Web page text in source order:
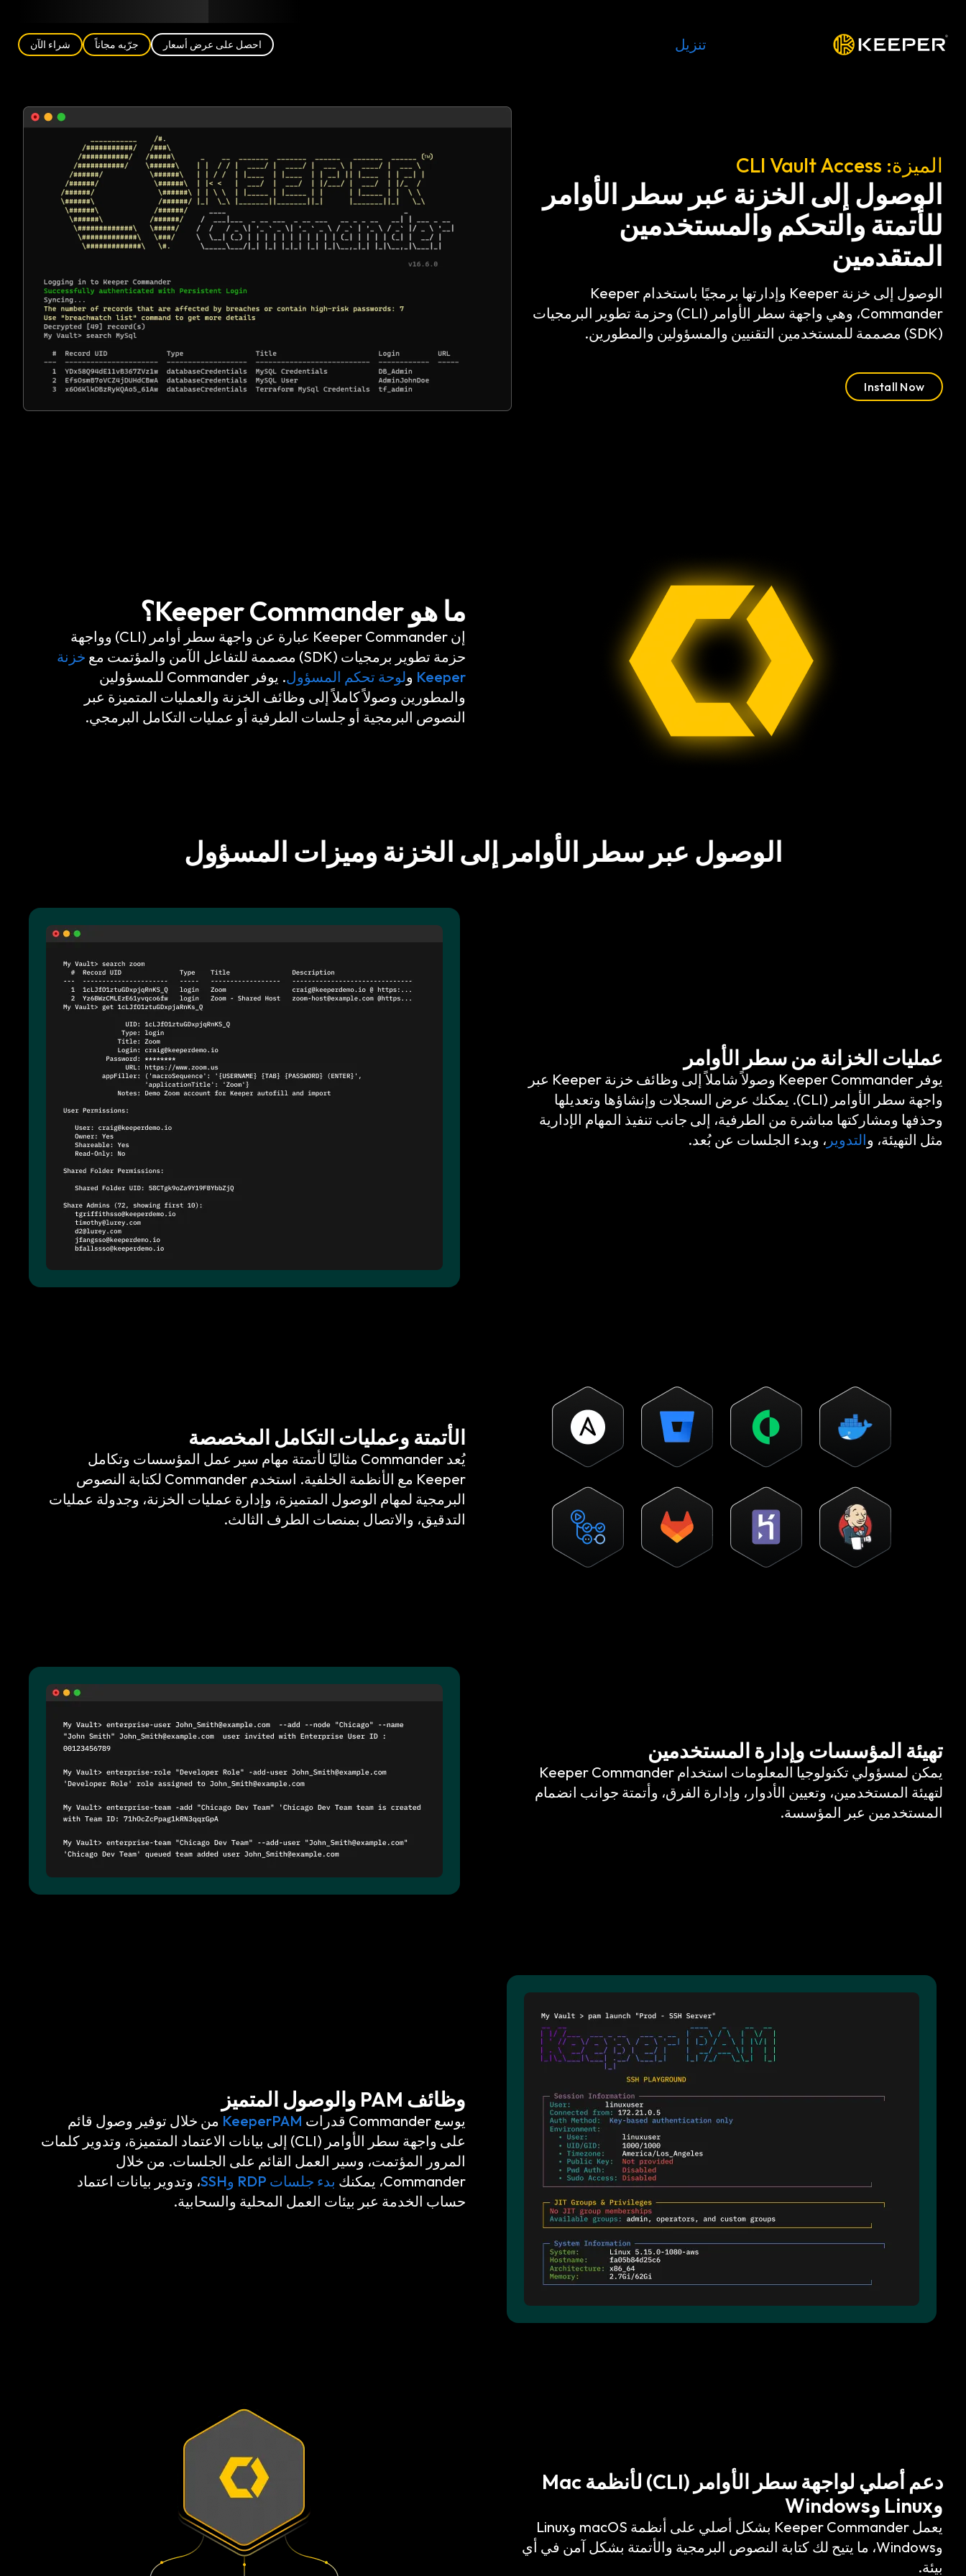
تنزيل احصل على عرض أسعار جرّبه مجاناً شراء الآن
الميزة: CLI Vault Access
الوصول إلى الخزنة عبر سطر الأوامر
للأتمتة والتحكم والمستخدمين
المتقدمين
الوصول إلى خزنة Keeper وإدارتها برمجيًا باستخدام Keeper
Commander، وهي واجهة سطر الأوامر (CLI) وحزمة تطوير البرمجيات
(SDK) مصممة للمستخدمين التقنيين والمسؤولين والمطورين.
Install Now
ما هو Keeper Commander؟
إن Keeper Commander عبارة عن واجهة سطر أوامر (CLI) وواجهة
حزمة تطوير برمجيات (SDK) مصممة للتفاعل الآمن والمؤتمت مع
خزنة
Keeper ولوحة تحكم المسؤول
. يوفر Commander للمسؤولين
والمطورين وصولاً كاملاً إلى وظائف الخزنة والعمليات المتميزة عبر
النصوص البرمجية أو جلسات الطرفية أو عمليات التكامل البرمجي.
الوصول عبر سطر الأوامر إلى الخزنة وميزات المسؤول
عمليات الخزانة من سطر الأوامر
يوفر Keeper Commander وصولاً شاملاً إلى وظائف خزنة Keeper عبر
واجهة سطر الأوامر (CLI). يمكنك عرض السجلات وإنشاؤها وتعديلها
وحذفها ومشاركتها مباشرة من الطرفية، إلى جانب تنفيذ المهام الإدارية
مثل التهيئة، والتدوير ، وبدء الجلسات عن بُعد.
الأتمتة وعمليات التكامل المخصصة
يُعد Commander مثاليًا لأتمتة مهام سير عمل المؤسسات وتكامل
Keeper مع الأنظمة الخلفية. استخدم Commander لكتابة النصوص
البرمجية لمهام الوصول المتميزة، وإدارة عمليات الخزنة، وجدولة عمليات
التدقيق، والاتصال بمنصات الطرف الثالث.
تهيئة المؤسسات وإدارة المستخدمين
يمكن لمسؤولي تكنولوجيا المعلومات استخدام Keeper Commander
لتهيئة المستخدمين، وتعيين الأدوار، وإدارة الفرق، وأتمتة جوانب انضمام
المستخدمين عبر المؤسسة.
وظائف PAM والوصول المتميز
يوسع Commander قدرات KeeperPAM من خلال توفير وصول قائم
على واجهة سطر الأوامر (CLI) إلى بيانات الاعتماد المتميزة، وتدوير كلمات
المرور المؤتمت، وسير العمل القائم على الجلسات. من خلال
Commander، يمكنك
بدء جلسات RDP وSSH
، وتدوير بيانات اعتماد
حساب الخدمة عبر بيئات العمل المحلية والسحابية.
دعم أصلي لواجهة سطر الأوامر (CLI) لأنظمة Mac
وLinux وWindows
يعمل Keeper Commander بشكل أصلي على أنظمة macOS وLinux
وWindows، ما يتيح لك كتابة النصوص البرمجية والأتمتة بشكل آمن في أي
بيئة.